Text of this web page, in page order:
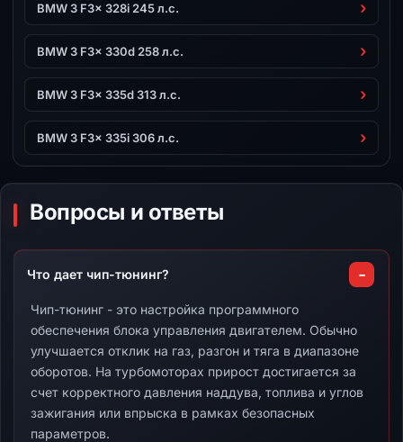
BMW 3 F3x 328i 245 л.с.
BMW 3 F3x 330d 258 л.с.
BMW 3 F3x 335d 313 л.с.
BMW 3 F3x 335i 306 л.с.
Вопросы и ответы
Что дает чип-тюнинг?
Чип-тюнинг - это настройка программного
обеспечения блока управления двигателем. Обычно
улучшается отклик на газ, разгон и тяга в диапазоне
оборотов. На турбомоторах прирост достигается за
счет корректного давления наддува, топлива и углов
зажигания или впрыска в рамках безопасных
параметров.